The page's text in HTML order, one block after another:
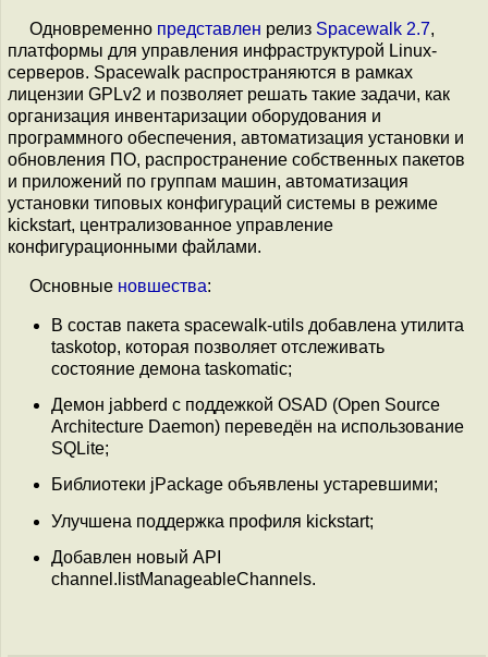
Одновременно представлен релиз Spacewalk 2.7,
платформы для управления инфраструктурой Linux-
серверов. Spacewalk распространяются в рамках
лицензии GPLv2 и позволяет решать такие задачи, как
организация инвентаризации оборудования и
программного обеспечения, автоматизация установки и
обновления ПО, распространение собственных пакетов
и приложений по группам машин, автоматизация
установки типовых конфигураций системы в режиме
kickstart, централизованное управление
конфигурационными файлами.
Основные новшества:
В состав пакета spacewalk-utils добавлена утилита
taskotop, которая позволяет отслеживать
состояние демона taskomatic;
Демон jabberd с поддежкой OSAD (Open Source
Architecture Daemon) переведён на использование
SQLite;
Библиотеки jPackage объявлены устаревшими;
Улучшена поддержка профиля kickstart;
Добавлен новый API
channel.listManageableChannels.